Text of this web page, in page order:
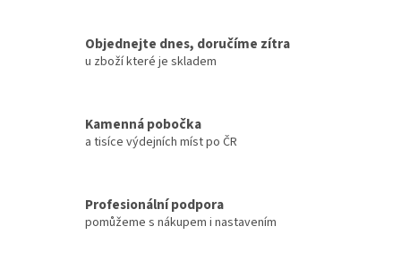
k
y
p
i
s
Objednejte dnes, doručíme zítra
u zboží které je skladem
Kamenná pobočka
a tisíce výdejních míst po ČR
Profesionální podpora
pomůžeme s nákupem i nastavením